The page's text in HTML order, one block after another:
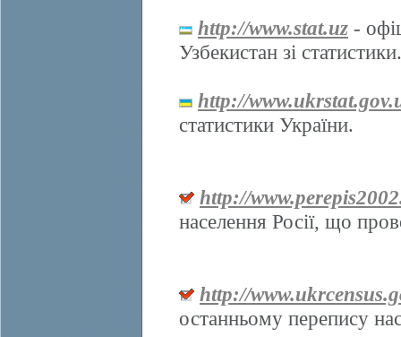
http://www.stat.uz -
Узбекистан зі статистики.
http://
статистики України.
http://
населення Росії, що
http://
останньому перепису